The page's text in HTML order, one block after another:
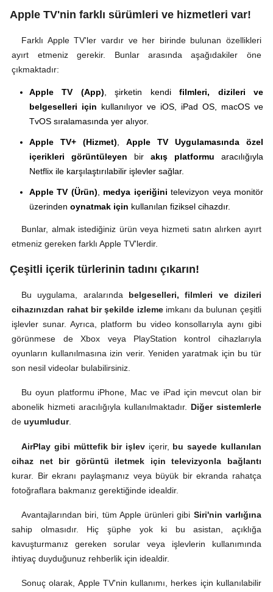
Apple TV'nin farklı sürümleri ve hizmetleri var!
Farklı Apple TV'ler vardır ve her birinde bulunan özellikleri
ayırt etmeniz gerekir. Bunlar arasında aşağıdakiler öne
çıkmaktadır:
Apple TV (App) , şirketin kendifilmleri, dizileri ve
belgeselleri için kullanılıyor ve iOS, iPad OS, macOS ve
TvOS sıralamasında yer alıyor.
Apple TV+ (Hizmet)
Apple TV Uygulamasında özel
içerikleri görüntüleyen bir akış platformu aracılığıyla
Netflix ile karşılaştırılabilir işlevler sağlar.
Apple TV (Ürün) medya içeriğini televizyon veya monitör
üzerinden oynatmak için kullanılan fiziksel cihazdır.
Bunlar, almak istediğiniz ürün veya hizmeti satın alırken ayırt
etmeniz gereken farklı Apple TV'lerdir.
Çeşitli içerik türlerinin tadını çıkarın!
Bu uygulama, aralarında belgeselleri, filmleri ve dizileri
cihazınızdan rahat bir şekilde izlemeimkanı da bulunan çeşitli
işlevler sunar. Ayrıca, platform bu video konsollarıyla aynı gibi
görünmese de Xbox veya PlayStation kontrol cihazlarıyla
oyunların kullanılmasına izin verir. Yeniden yaratmak için bu tür
son nesil videolar bulabilirsiniz.
Bu oyun platformu iPhone, Mac ve iPad için mevcut olan bir
abonelik hizmeti aracılığıyla kullanılmaktadır. Diğer sistemlerle
deuyumludur.
AirPlay gibi müttefik bir işlev içerir, bu sayede kullanılan
cihaz net bir görüntü iletmek için televizyonla bağlantı
kurar. Bir ekranı paylaşmanız veya büyük bir ekranda rahatça
fotoğraflara bakmanız gerektiğinde idealdir.
Avantajlarından biri, tüm Apple ürünleri gibi Siri'nin varlığına
sahip olmasıdır. Hiç şüphe yok ki bu asistan, açıklığa
kavuşturmanız gereken sorular veya işlevlerin kullanımında
ihtiyaç duyduğunuz rehberlik için idealdir.
Sonuç olarak, Apple TV'nin kullanımı, herkes için kullanılabilir